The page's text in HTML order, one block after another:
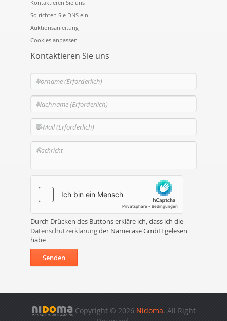
Kontaktieren Sie uns
So richten Sie DNS ein
Auktionsanleitung
Cookies anpassen
Kontaktieren Sie uns
Durch Drücken des Buttons erkläre ich, dass ich die
Datenschutzerklärungder Namecase GmbH gelesen
habe
Senden
Copyright © 2026 Nidoma. All Right